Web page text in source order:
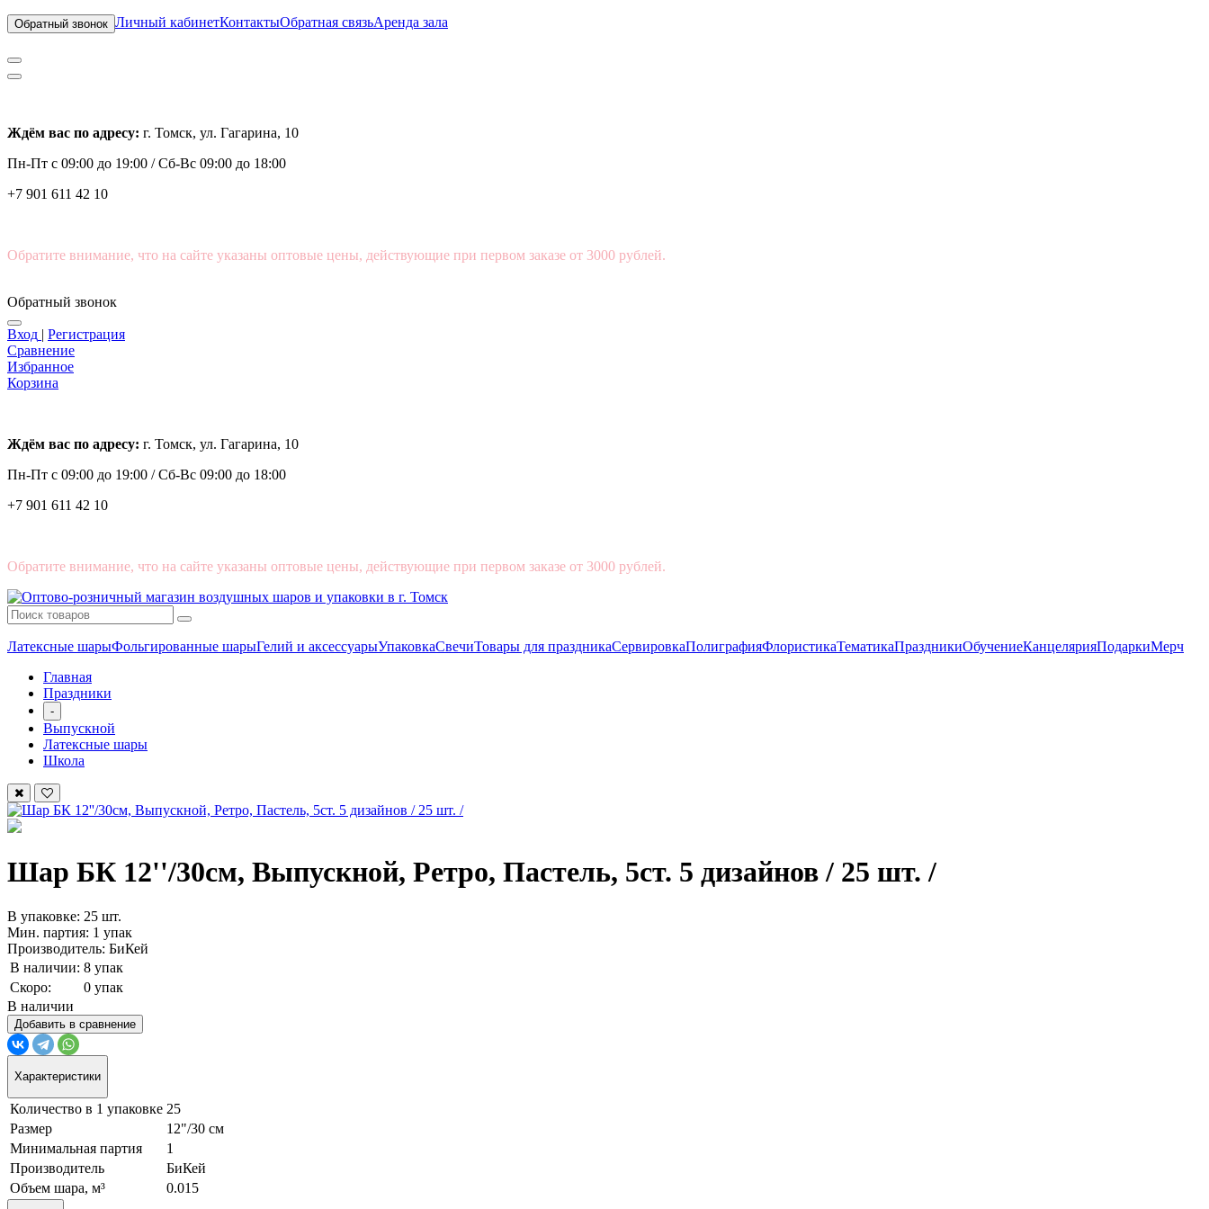
Обратный звонок Личный кабинетКонтактыОбратная связьАренда зала
Ждём вас по адресу: г. Томск, ул. Гагарина, 10
Пн-Пт с 09:00 до 19:00 /Сб-Вс 09:00 до 18:00
+7 901 611 42 10
Обратите внимание, что на сайте указаны оптовые цены, действующие при первом заказе от 3000 рублей.
Обратный звонок
Вход | Регистрация
Сравнение
Избранное
Корзина
Ждём вас по адресу: г. Томск, ул. Гагарина, 10
Пн-Пт с 09:00 до 19:00 /Сб-Вс 09:00 до 18:00
+7 901 611 42 10
Обратите внимание, что на сайте указаны оптовые цены, действующие при первом заказе от 3000 рублей.
Латексные шарыФольгированные шарыГелий и аксессуарыУпаковкаСвечиТовары для праздникаСервировкаПолиграфияФлористикаТематикаПраздникиОбучениеКанцелярияПодаркиМерч
Главная
Праздники
-
Выпускной
Латексные шары
Школа
Шар БК 12''/30см, Выпускной, Ретро, Пастель, 5ст. 5 дизайнов / 25 шт. /
В упаковке: 25 шт.
Мин. партия: 1 упак
Производитель: БиКей
В наличии: 8 упак
Скоро:
0 упак
В наличии
Добавить в сравнение
Характеристики
Количество в 1 упаковке 25
Размер
12"/30 см
Минимальная партия
1
Производитель
БиКей
Объем шара, м³
0.015